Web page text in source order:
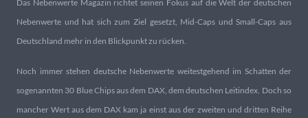
Das Nebenwerte Magazin richtet seinen Fokus auf die Welt der deutschen
Nebenwerte und hat sich zum Ziel gesetzt, Mid-Caps und Small-Caps aus
Deutschland mehr in den Blickpunkt zu rücken.
Noch immer stehen deutsche Nebenwerte weitestgehend im Schatten der
sogenannten 30 Blue Chips aus dem DAX, dem deutschen Leitindex. Doch so
mancher Wert aus dem DAX kam ja einst aus der zweiten und dritten Reihe